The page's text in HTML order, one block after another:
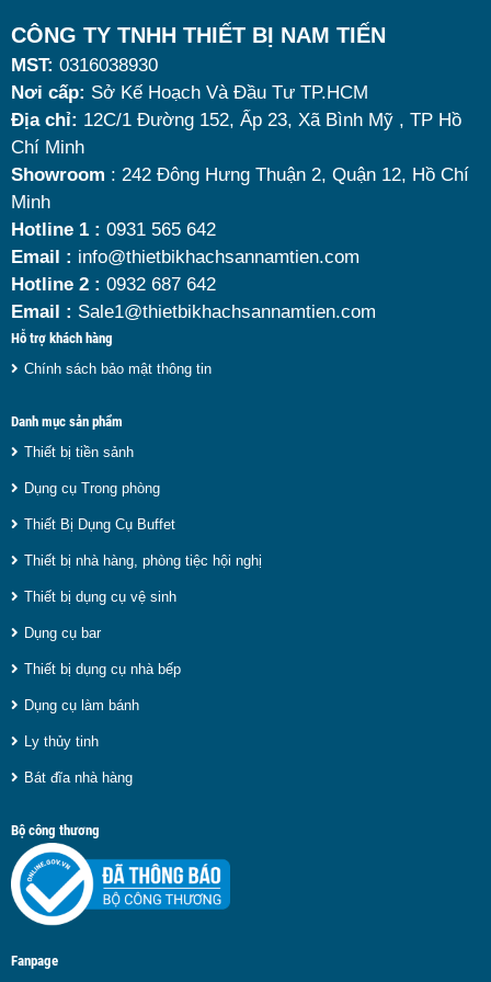
Tuy nhiên, giữa hàng loạt mẫu mã trên thị trường,
đâu là loại phù hợp nhất? Nên chọn nồi hâm buffet
dùng điện hay dùng cồn? Cùng tìm hiểu những tiêu
chí quan trọng giúp bạn chọn được mẫu
nóng thức ăn 9 lítchất lượng, bền đẹp và tối ưu chi
phí nhất hiện nay.
CÔNG TY TNHH THIẾT BỊ NAM TIẾN
MST: 0316038930
Nơi cấp: Sở Kế Hoạch Và Đầu Tư TP.HCM
Địa chỉ: 12C/1 Đường 152, Ấp 23, Xã Bình Mỹ , TP Hồ
Chí Minh
Showroom : 242 Đông Hưng Thuận 2, Quận 12, Hồ Chí
Minh
Hotline 1 : 0931 565 642
Email : info@thietbikhachsannamtien.com
Hotline 2 : 0932 687 642
Email : Sale1@thietbikhachsannamtien.com
Hỗ trợ khách hàng
Chính sách bảo mật thông tin
Danh mục sản phẩm
Thiết bị tiền sảnh
Dụng cụ Trong phòng
Thiết Bị Dụng Cụ Buffet
Thiết bị nhà hàng, phòng tiệc hội nghị
Thiết bị dụng cụ vệ sinh
Dụng cụ bar
Thiết bị dụng cụ nhà bếp
Dụng cụ làm bánh
Ly thủy tinh
Bát đĩa nhà hàng
Bộ công thương
Fanpage